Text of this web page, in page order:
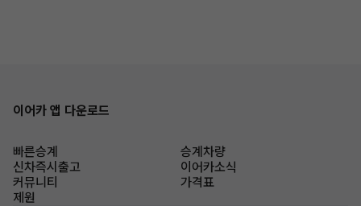
이어카 앱 다운로드
빠른승계
승계차량
신차즉시출고
이어카소식
커뮤니티
가격표
제원